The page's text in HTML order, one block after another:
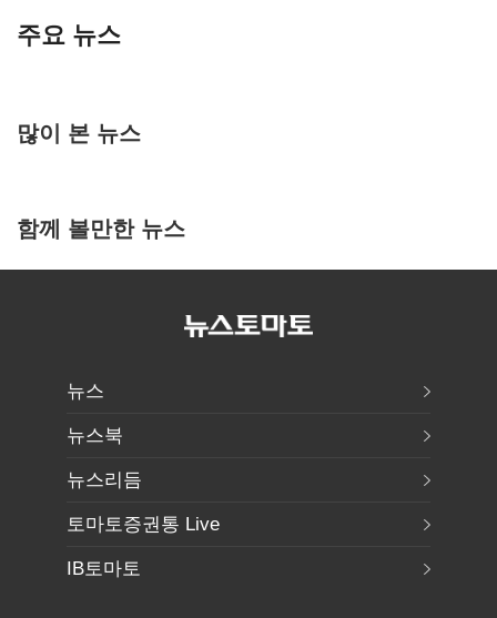
주요 뉴스
많이 본 뉴스
함께 볼만한 뉴스
뉴스
뉴스북
뉴스리듬
토마토증권통 Live
IB토마토